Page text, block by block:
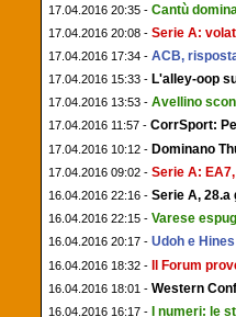
17.04.2016 20:35 - Cantù
17.04.2016 20:08 - Serie A:
17.04.2016 17:34 - ACB,
17.04.2016 15:33 - L'alley-oop
17.04.2016 13:53 - Avellino
17.04.2016 11:57 - CorrSport:
17.04.2016 10:12 - Dominano
17.04.2016 09:02 - Serie A:
16.04.2016 22:16 - Serie A,
16.04.2016 22:15 - Varese
16.04.2016 20:17 - Udoh e
16.04.2016 18:32 - Il Forum
16.04.2016 18:01 - Western
16.04.2016 16:17 - I numeri: le